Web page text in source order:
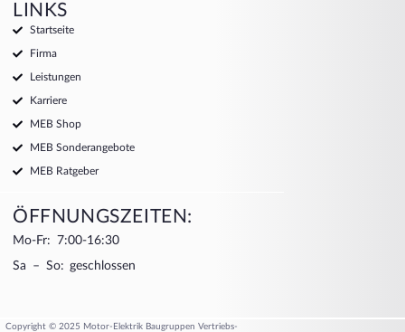
LINKS
Startseite
Firma
Leistungen
Karriere
MEB Shop
MEB Sonderangebote
MEB Ratgeber
ÖFFNUNGSZEITEN:
Mo-Fr: 7:00-16:30
Sa – So: geschlossen
Copyright © 2025 Motor-Elektrik Baugruppen Vertriebs-